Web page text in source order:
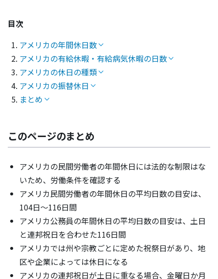
目次
アメリカの年間休日数
アメリカの有給休暇・有給病気休暇の日数
アメリカの休日の種類
アメリカの振替休日
まとめ
このページのまとめ
アメリカの民間労働者の年間休日には法的な制限はな
いため、労働条件を確認する
アメリカ民間労働者の年間休日の平均日数の目安は、
104日～116日間
アメリカ公務員の年間休日の平均日数の目安は、土日
と連邦祝日を合わせた116日間
アメリカでは州や宗教ごとに定めた祝祭日があり、地
区や企業によっては休日になる
アメリカの連邦祝日が土日に重なる場合、金曜日か月